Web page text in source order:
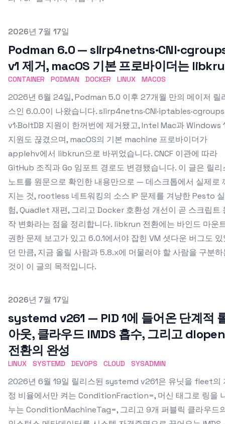
Published on
2026년 7월 17일
Podman 6.0 —
v1 제거, macOS 기본 프로바이더는
CONTAINER PODMAN DOCKER LINUX MACOS
2026년 6월 24일, Podman 5.0 이후 27개월 만의 메이저 릴
스인 6.0.0이 나왔습니다. slirp4netns·CNI·iptables·cgroups
v1·BoltDB 지원이 한꺼번에 제거됐고, Intel Mac과 Windows
지원도 끊겼으며, macOS의 기본 machine 프로바이더가
applehv에서 libkrun으로 바뀌었습니다. CNCF 이관에 따라
GitHub 조직과 Go 임포트 경로도 변경됐습니다. 이 글은 릴리
노트를 원문으로 확인한 내용만으로 — 데스크톱에서 실제로
지는 것, rootless 네트워킹의 소스 IP 문제를 겨냥한 Pesto 실
험, Quadlet 재편, 그리고 Docker 호환성 개선이 곧 스크립트
작 변화라는 점을 정리합니다. libkrun 전환에는 바인드 마운
권한 문제 보고가 있고 6.0.1에서야 잡힌 VM 셧다운 버그도 있
던 만큼, 지금 올릴 사람과 5.8.x에 머물러야 할 사람을 구분하
것이 이 글의 목적입니다.
Published on
2026년 7월 17일
systemd v261 — PID 1에 들어온 단계적
아웃, 클라우드 IMDS 흡수, 그리고 dlopen
전환의 완성
LINUX SYSTEMD DEVOPS CLOUD SYSADMIN
2026년 6월 19일 릴리스된 systemd v261은 유닛을 fleet의
정 비율에서만 켜는 ConditionFraction=, 머신 태그로 링을
누는 ConditionMachineTag=, 그리고 9개 퍼블릭 클라우드